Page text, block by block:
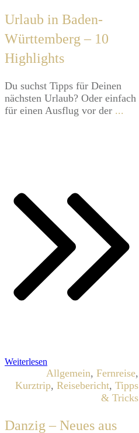
Urlaub in Baden-
Württemberg – 10
Highlights
​Du suchst Tipps für Deinen
nächsten Urlaub? Oder einfach
für einen Ausflug vor der ...
Weiterlesen
Allgemein, Fernreise,
Kurztrip, Reisebericht, Tipps
& Tricks
Danzig – Neues aus